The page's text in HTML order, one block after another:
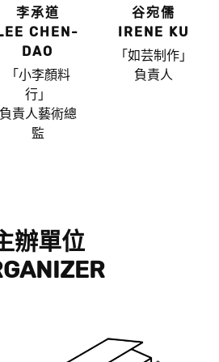
李承道
CHEN-
DAO
「小李顏料
行」
負責人藝術總
監
谷宛儒
IRENE KU
「如芸制作」
負責人
辦單位